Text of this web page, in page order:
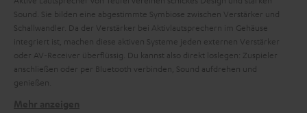
Sound. Sie bilden eine abgestimmte Symbiose zwischen Verstärker und
Schallwandler. Da der Verstärker bei Aktivlautsprechern im Gehäuse
integriert ist, machen diese aktiven Systeme jeden externen Verstärker
oder AV-Receiver überflüssig. Du kannst also direkt loslegen: Zuspieler
anschließen oder per Bluetooth verbinden, Sound aufdrehen und
genießen.